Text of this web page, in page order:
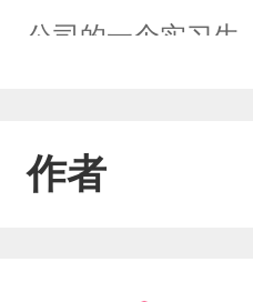
公司的一个实习生。
作者